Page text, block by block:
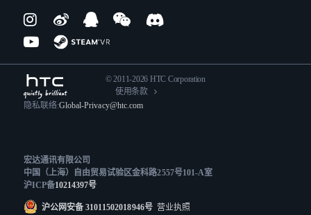
© 2011-2026 HTC Corporation
使用条款
隐私联络:Global-Privacy@htc.com
宏达通讯有限公司
中国（上海）自由贸易试验区金科路2557号101-A室
沪ICP备10214397号
沪公网安备 31011502018946号营业执照